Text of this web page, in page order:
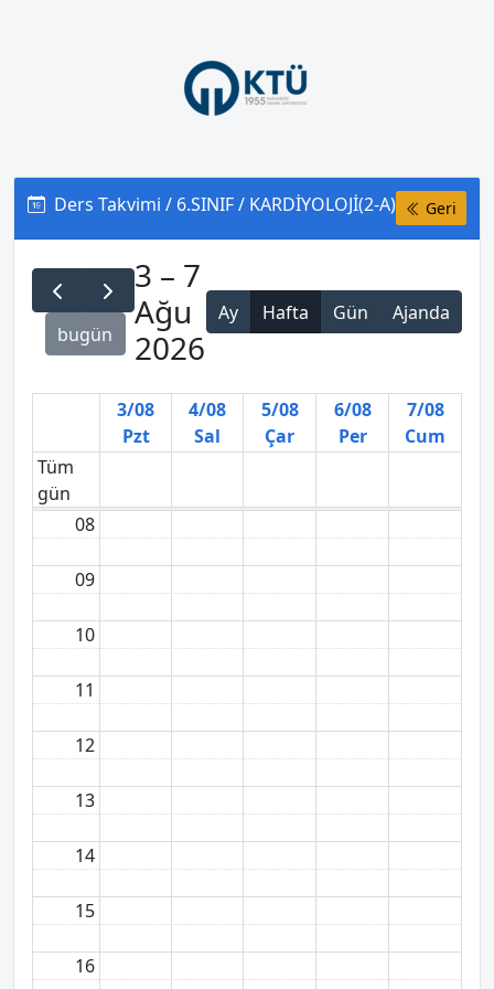
Ders Takvimi / 6.SINIF / KARDİYOLOJİ(2-A) Geri
bugün
3 – 7
Ağu
2026
Ay Hafta Gün Ajanda
3/08
Pzt
4/08
Sal
5/08
Çar
6/08
Per
7/08
Cum
Tüm
gün
08
09
10
11
12
13
14
15
16